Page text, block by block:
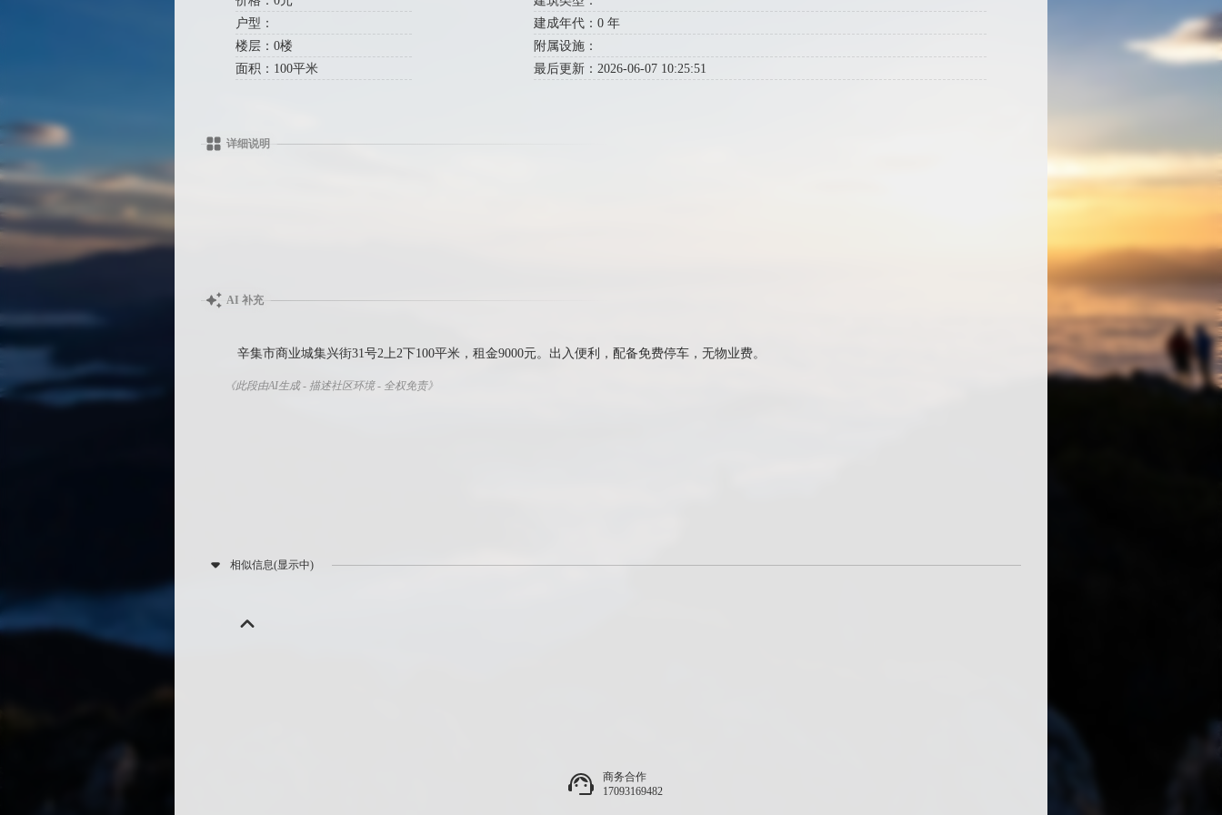
户型：
楼层：0楼
面积：100平米
建成年代：0 年
附属设施：
最后更新：2026-06-07 10:25:51
详细说明
AI 补充
辛集市商业城集兴街31号2上2下100平米，租金9000元。出入便利，配备免费停车，无物业费。
《此段由AI生成 - 描述社区环境 - 全权免责》
相似信息(显示中)
商务合作
17093169482